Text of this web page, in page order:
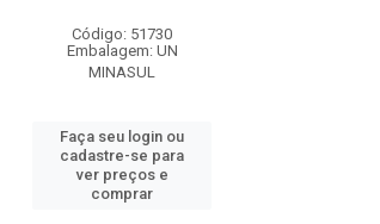
Código: 51730
Embalagem: UN
MINASUL
Faça seu login ou
cadastre-se para
ver preços e
comprar